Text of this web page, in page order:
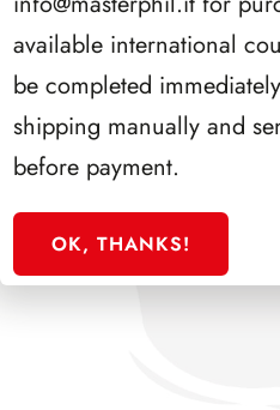
available international
be completed
shipping manually and
before payment.
OK, THANKS!